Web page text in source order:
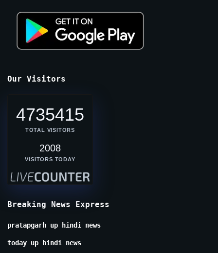
Our Visitors
4735415
TOTAL VISITORS
2008
VISITORS TODAY
Breaking News Express
pratapgarh up hindi news
today up hindi news